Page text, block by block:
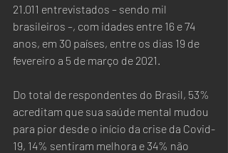
21.011 entrevistados – sendo mil
brasileiros –, com idades entre 16 e 74
anos, em 30 países, entre os dias 19 de
fevereiro a 5 de março de 2021.
Do total de respondentes do Brasil, 53%
acreditam que sua saúde mental mudou
para pior desde o início da crise da Covid-
19, 14% sentiram melhora e 34% não